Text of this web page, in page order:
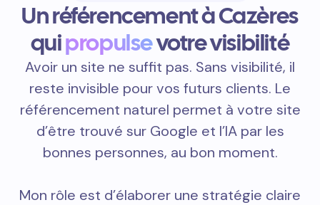
Un référencement à Cazères
quipropulsevotre visibilité
Avoir un site ne suffit pas. Sans visibilité, il
reste invisible pour vos futurs clients. Le
référencement naturel permet à votre site
d’être trouvé sur Google et l’IA par les
bonnes personnes, au bon moment.
Mon rôle est d’élaborer une stratégie claire